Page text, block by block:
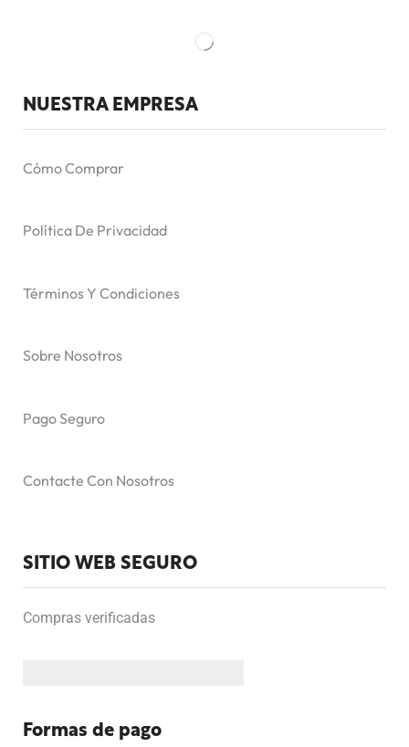
NUESTRA EMPRESA
Cómo Comprar
Política De Privacidad
Términos Y Condiciones
Sobre Nosotros
Pago Seguro
Contacte Con Nosotros
SITIO WEB SEGURO
Compras verificadas
Formas de pago